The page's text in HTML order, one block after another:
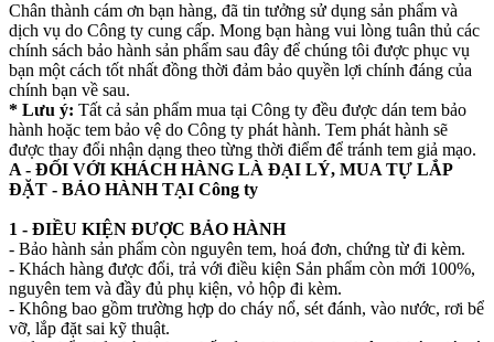
Chân thành cám ơn bạn hàng, đã tin tưởng sử dụng sản phẩm và
dịch vụ do Công ty cung cấp. Mong bạn hàng vui lòng tuân thủ các
chính sách bảo hành sản phẩm sau đây để chúng tôi được phục vụ
bạn một cách tốt nhất đồng thời đảm bảo quyền lợi chính đáng của
chính bạn về sau.
* Lưu ý: Tất cả sản phẩm mua tại Công ty đều được dán tem bảo
hành hoặc tem bảo vệ do Công ty phát hành. Tem phát hành sẽ
được thay đổi nhận dạng theo từng thời điểm để tránh tem giả mạo.
A - ĐỐI VỚI KHÁCH HÀNG LÀ ĐẠI LÝ, MUA TỰ LẮP
ĐẶT - BẢO HÀNH TẠI Công ty
1 - ĐIỀU KIỆN ĐƯỢC BẢO HÀNH
- Bảo hành sản phẩm còn nguyên tem, hoá đơn, chứng từ đi kèm.
- Khách hàng được đổi, trả với điều kiện Sản phẩm còn mới 100%,
nguyên tem và đầy đủ phụ kiện, vỏ hộp đi kèm.
- Không bao gồm trường hợp do cháy nổ, sét đánh, vào nước, rơi bể
vỡ, lắp đặt sai kỹ thuật.